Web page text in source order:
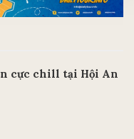
cực chill tại Hội An